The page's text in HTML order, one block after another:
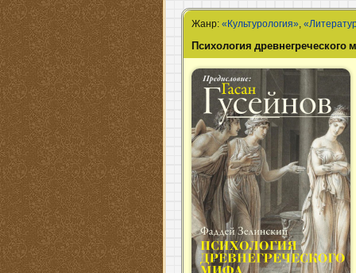
Жанр:«Культурология»,
Психология древнегреческого